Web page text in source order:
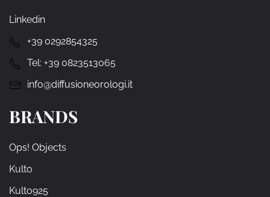
Linkedin
+39 0292854325
Tel: +39 0823513065
info@diffusioneorologi.it
BRANDS
Ops! Objects
Kulto
Kulto925